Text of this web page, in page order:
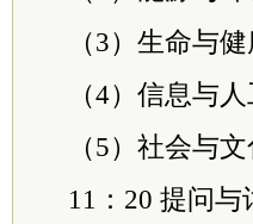
（3）生命与
（4）信息与
（5）社会与
11：20 提问与